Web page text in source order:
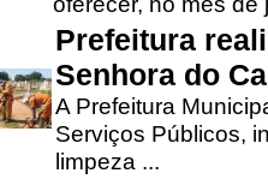
Prefeitura
Senhora do
A Prefeitura
Serviços Públicos,
limpeza ...